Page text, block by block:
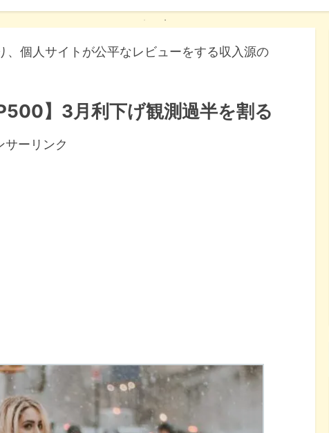
個人サイトが公平なレビューをする収入源の
】3月利下げ観測過半を割る
サーリンク